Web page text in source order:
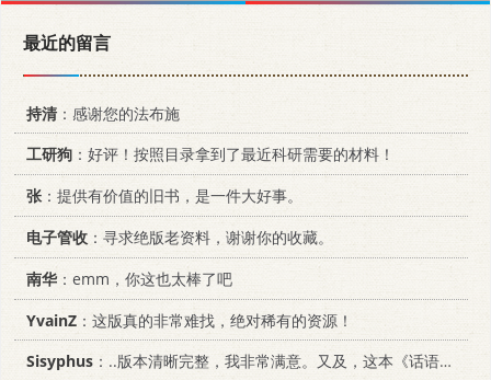
最近的留言
持清 ：感谢您的法布施
工研狗 ：好评！按照目录拿到了最近科研需要的材料！
张：提供有价值的旧书，是一件大好事。
电子管收 ：寻求绝版老资料，谢谢你的收藏。
南华：emm，你这也太棒了吧
YvainZ ：这版真的非常难找，绝对稀有的资源！
Sisyphus ：..版本清晰完整，我非常满意。又及，这本《话语的真相》...